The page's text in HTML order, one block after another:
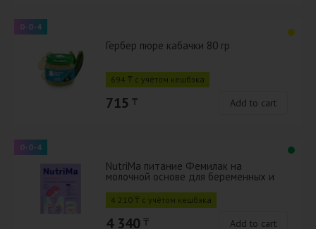
0-0-4
Гербер пюре кабачки 80 гр
694 ₸ с учётом кешбэка
715 ₸ Add to cart
0-0-4
NutriMa питание Фемилак на
молочной основе для беременных и
4 210 ₸ с учётом кешбэка
4 340 ₸ Add to cart